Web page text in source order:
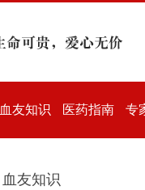
血友知识 医药指南 专
血友知识